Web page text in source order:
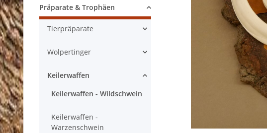
Präparate & Trophäen
Tierpräparate
Wolpertinger
Keilerwaffen
Keilerwaffen - Wildschwein
Keilerwaffen -
Warzenschwein